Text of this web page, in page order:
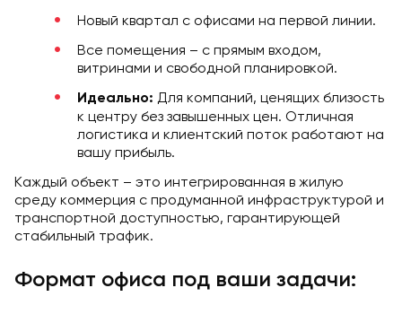
Новый квартал с офисами на первой линии.
Все помещения – с прямым входом,
витринами и свободной планировкой.
Идеально: Для компаний, ценящих близость
к центру без завышенных цен. Отличная
логистика и клиентский поток работают на
вашу прибыль.
Каждый объект – это интегрированная в жилую
среду коммерция с продуманной инфраструктурой и
транспортной доступностью, гарантирующей
стабильный трафик.
Формат офиса под ваши задачи: